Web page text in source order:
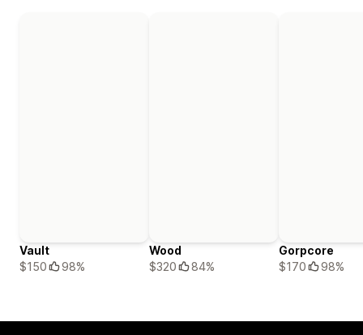
Vault
$150
98%
Wood
$320
84%
Gorpcore
$170
98%